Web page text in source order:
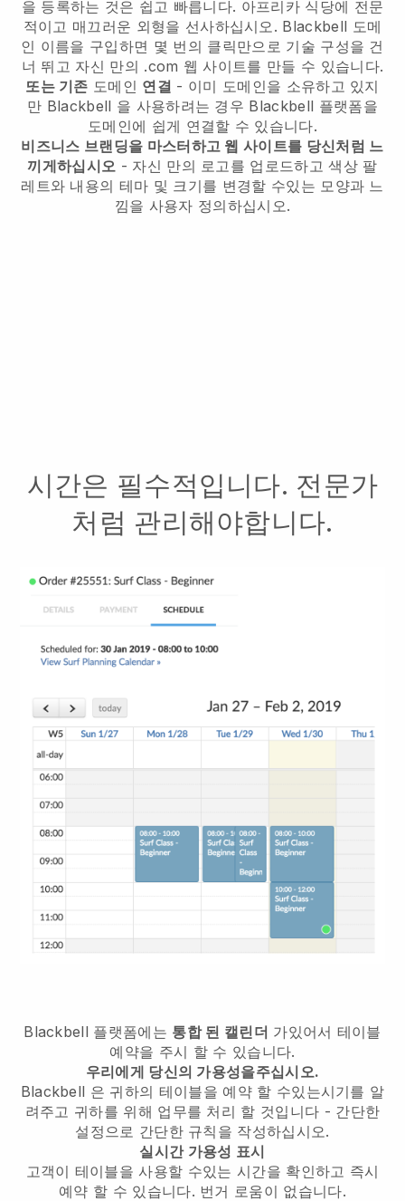
을 등록하는 것은 쉽고 빠릅니다. 아프리카 식당에 전문
적이고 매끄러운 외형을 선사하십시오. Blackbell 도메
인 이름을 구입하면 몇 번의 클릭만으로 기술 구성을 건
너 뛰고 자신 만의 .com 웹 사이트를 만들 수 있습니다.
또는 기존 도메인 연결 - 이미 도메인을 소유하고 있지
만 Blackbell 을 사용하려는 경우 Blackbell 플랫폼을
도메인에 쉽게 연결할 수 있습니다.
비즈니스 브랜딩을 마스터하고 웹 사이트를 당신처럼 느
끼게하십시오 - 자신 만의 로고를 업로드하고 색상 팔
레트와 내용의 테마 및 크기를 변경할 수있는 모양과 느
낌을 사용자 정의하십시오.
시간은 필수적입니다. 전문가
처럼 관리해야합니다.
Blackbell 플랫폼에는 통합 된 캘린더 가있어서 테이블
예약을 주시 할 수 있습니다.
우리에게 당신의 가용성을주십시오.
Blackbell 은 귀하의 테이블을 예약 할 수있는시기를 알
려주고 귀하를 위해 업무를 처리 할 것입니다 - 간단한
설정으로 간단한 규칙을 작성하십시오.
실시간 가용성 표시
고객이 테이블을 사용할 수있는 시간을 확인하고 즉시
예약 할 수 있습니다. 번거 로움이 없습니다.